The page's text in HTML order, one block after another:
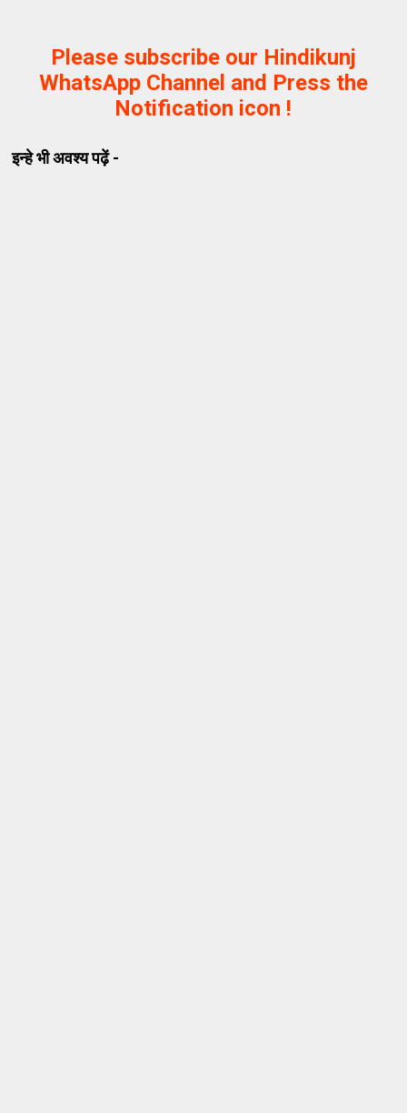
Please subscribe our Hindikunj
WhatsApp Channel and Press the
Notification icon !
इन्हे भी अवश्य पढ़ें -